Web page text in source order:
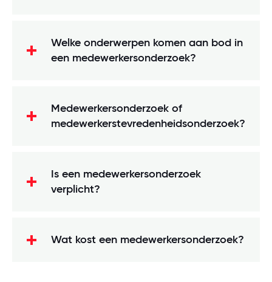
Welke onderwerpen komen aan bod in
een medewerkersonderzoek?
Medewerkersonderzoek of
medewerkerstevredenheidsonderzoek?
Is een medewerkersonderzoek
verplicht?
Wat kost een medewerkersonderzoek?